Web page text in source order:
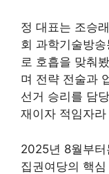
정 대표는 조승
회 과학기술방
로 호흡을 맞춰
며 전략 전술과
선거 승리를 담
재이자 적임자
2025년 8월부
집권여당의 핵